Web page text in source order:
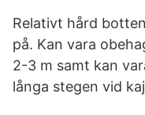
Relativt hård
på. Kan vara
2-3 m samt kan
långa stegen vid